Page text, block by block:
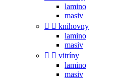
lamino
masiv
  knihovny
lamino
masiv
  vitríny
lamino
masiv